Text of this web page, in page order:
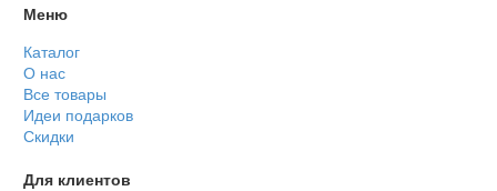
Меню
Каталог
О нас
Все товары
Идеи подарков
Скидки
Для клиентов